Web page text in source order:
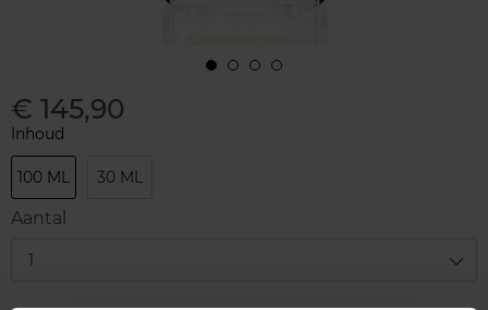
€ 145,90
Inhoud
100 ML 30 ML
Aantal
1